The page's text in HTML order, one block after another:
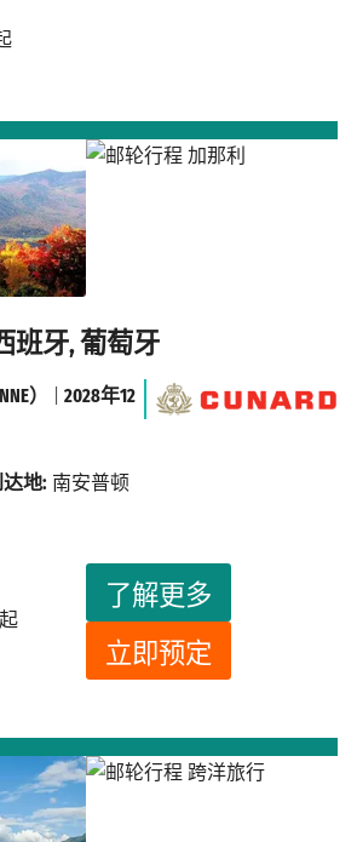
班牙, 葡萄牙
起
了解更多
立即预定
）
2028年12
达地: 南安普顿